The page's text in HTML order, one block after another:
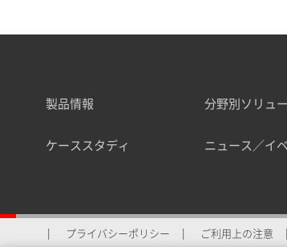
製品情報 分野別ソリュ
ケーススタディ ニュース／イ
プライバシーポリシー ご利用上の注意